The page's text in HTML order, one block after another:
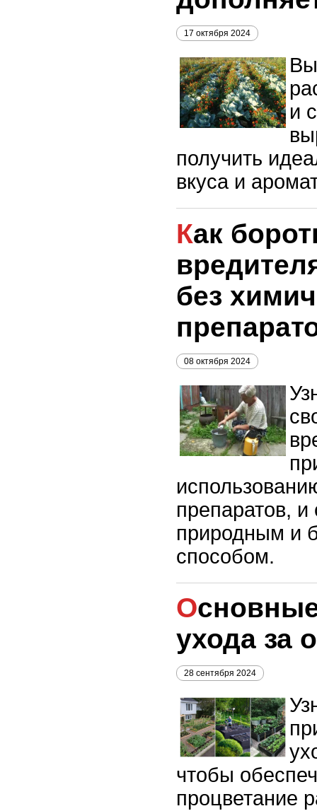
17 октября 2024
и
получить
вкуса и
Как бороться с
без
08 октября 2024
препаратов, и
природным и
способом.
Основные принципы
ухода за
28 сентября 2024
чтобы
процветание